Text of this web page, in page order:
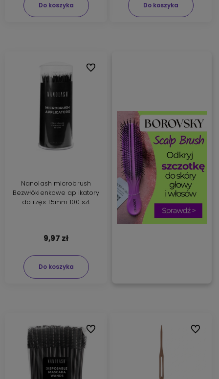
Do koszyka Do koszyka
Nanolash microbrush
Bezwłókienkowe aplikatory
do rzęs 1.5mm 100 szt
9,97 zł
Do koszyka
Do ulubionych
Do ulubionych Do